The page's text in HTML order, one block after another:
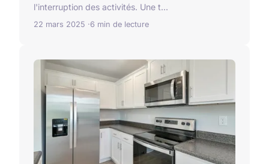
l'interruption des activités. Une t...
22 mars 2025 6 min de lecture